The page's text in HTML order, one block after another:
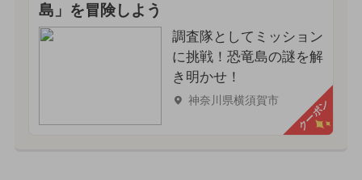
島」を冒険しよう
調査隊としてミッション
に挑戦！恐竜島の謎を解
き明かせ！
神奈川県横須賀市 クーポン